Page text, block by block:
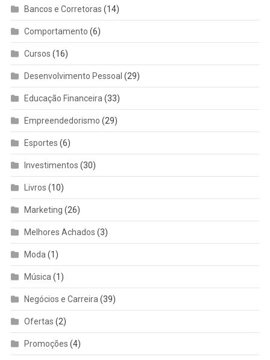
Bancos e Corretoras (14)
Comportamento (6)
Cursos (16)
Desenvolvimento Pessoal (29)
Educação Financeira (33)
Empreendedorismo (29)
Esportes (6)
Investimentos (30)
Livros (10)
Marketing (26)
Melhores Achados (3)
Moda (1)
Música (1)
Negócios e Carreira (39)
Ofertas (2)
Promoções (4)